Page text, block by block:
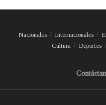
Nacionales Internacionales
Cultura
Deportes